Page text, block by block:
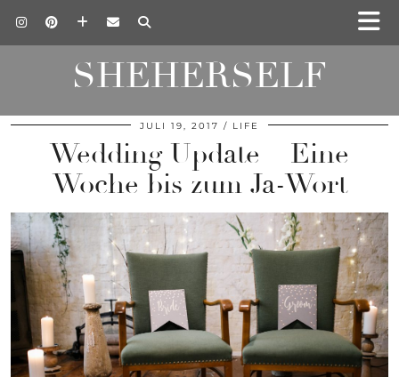
SHEHERSELF
JULI 19, 2017 LIFE
Wedding Update – Eine
Woche bis zum Ja-Wort